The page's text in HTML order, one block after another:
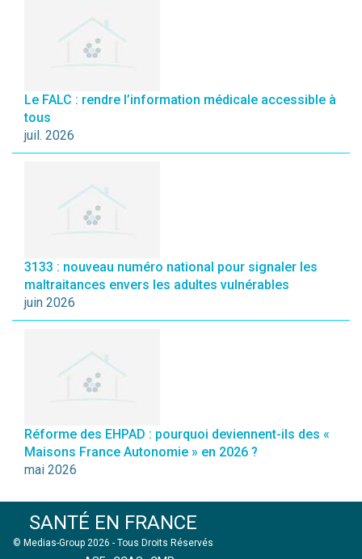
Le FALC : rendre l’information médicale accessible à
tous
juil. 2026
3133 : nouveau numéro national pour signaler les
maltraitances envers les adultes vulnérables
juin 2026
Réforme des EHPAD : pourquoi deviennent-ils des «
Maisons France Autonomie » en 2026 ?
mai 2026
SANTÉ EN FRANCE
© Medias-Group 2026 - Tous Droits Réservés